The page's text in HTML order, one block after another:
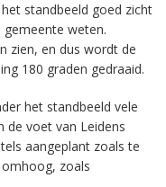
standbeeld goed zicht
weten.
zien, en dus wordt de
180 graden gedraaid.
het standbeeld vele
de voet van Leidens
aangeplant zoals te
zoals